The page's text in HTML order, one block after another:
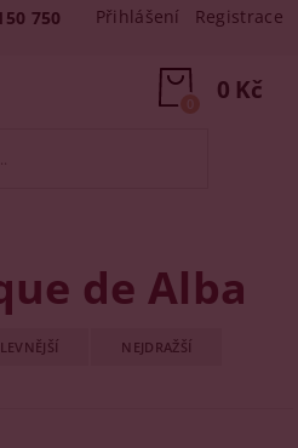
750 Přihlášení Registrace
0 Kč
0
de Alba
NEJDRAŽŠÍ